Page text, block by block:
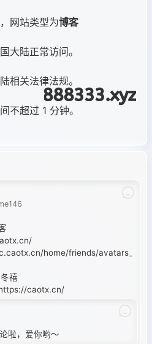
，网站类型为博客
大陆正常访问。
相关法律法规。
不超过 1 分钟。
home/friends/avatars_
禧
caotx.cn/
啦，爱你哟～